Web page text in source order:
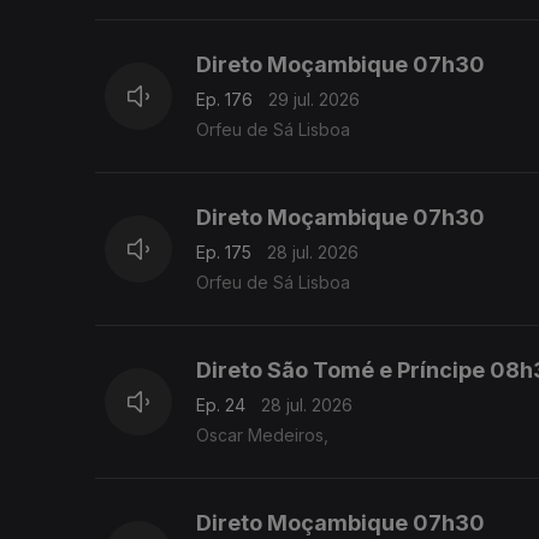
Direto Moçambique 07h30
Ep. 176
29 jul. 2026
Orfeu de Sá Lisboa
Direto Moçambique 07h30
Ep. 175
28 jul. 2026
Orfeu de Sá Lisboa
Direto São Tomé e Príncipe
Ep. 24
28 jul. 2026
Oscar Medeiros,
Direto Moçambique 07h30